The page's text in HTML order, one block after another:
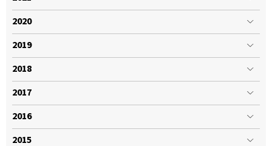
2020
2019
2018
2017
2016
2015